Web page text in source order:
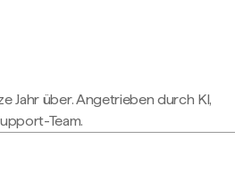
Jahr über. Angetrieben durch KI,
Team.